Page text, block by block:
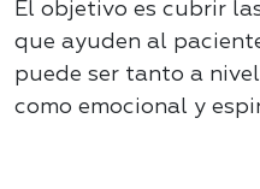
El objetivo es cubrir
que ayuden al
puede ser tanto a
como emocional y